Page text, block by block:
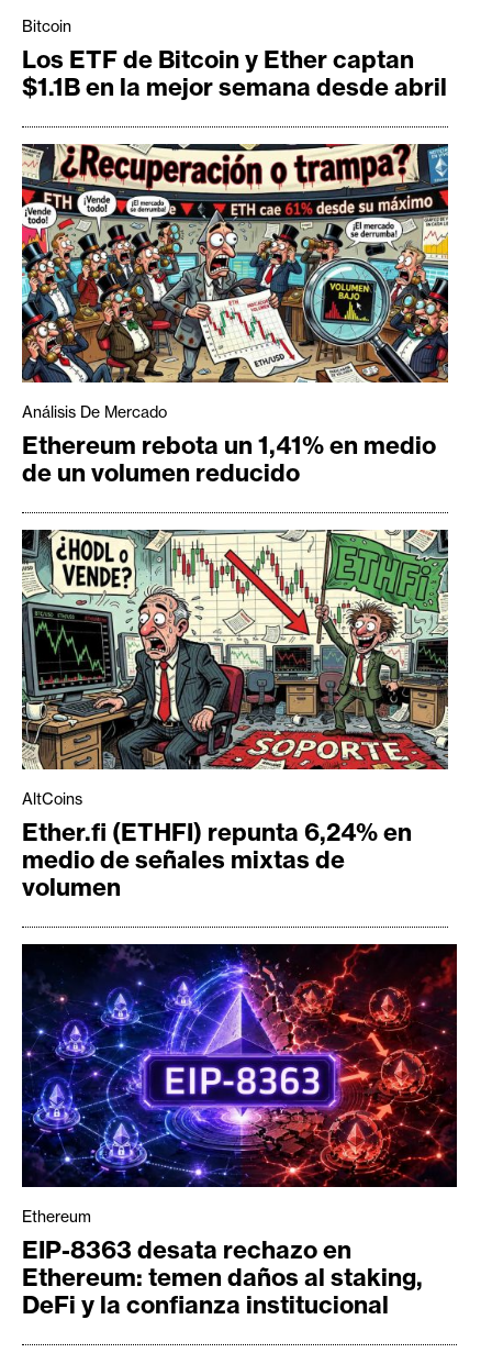
Bitcoin
Los ETF de Bitcoin y Ether captan
$1.1B en la mejor semana desde abril
Análisis De Mercado
Ethereum rebota un 1,41% en medio
de un volumen reducido
AltCoins
Ether.fi (ETHFI) repunta 6,24% en
medio de señales mixtas de
volumen
Ethereum
EIP-8363 desata rechazo en
Ethereum: temen daños al staking,
DeFi y la confianza institucional